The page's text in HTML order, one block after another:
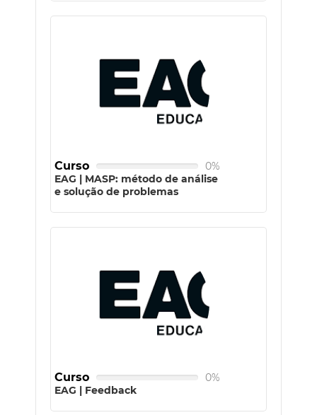
Curso
0%
EAG | MASP: método de análise
e solução de problemas
Curso
0%
EAG | Feedback